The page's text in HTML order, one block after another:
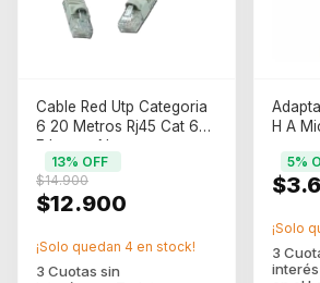
Cable Red Utp Categoria
6 20 Metros Rj45 Cat 6
Ethernet Noga
$12.900
$14.900
13% OFF
¡Solo quedan 4 en stock!
H A
5%
¡Solo